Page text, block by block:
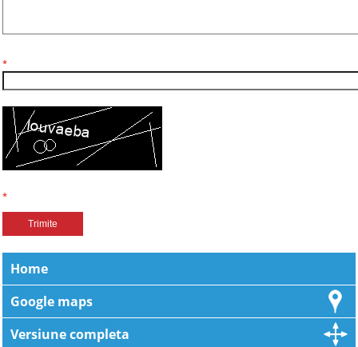
*
*
Home
Google maps
Versiune completa